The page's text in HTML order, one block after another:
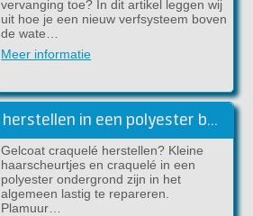
vervanging toe? In dit artikel leggen wij
uit hoe je een nieuw verfsysteem boven
de wate…
Meer informatie
Gelcoat craquelé herstellen in een polyester boot
Gelcoat craquelé herstellen? Kleine
haarscheurtjes en craquelé in een
polyester ondergrond zijn in het
algemeen lastig te repareren.
Plamuur…